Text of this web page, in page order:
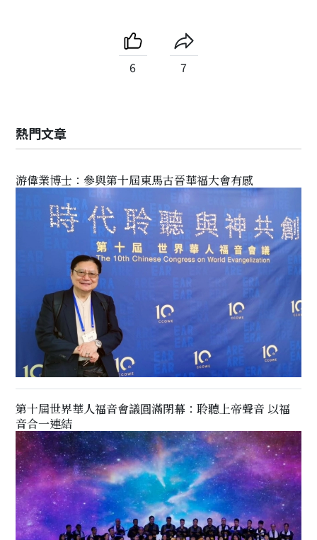
6 7
熱門文章
游偉業博士：參與第十屆東馬古晉華福大會有感
第十屆世界華人福音會議圓滿閉幕：聆聽上帝聲音 以福
音合一連結